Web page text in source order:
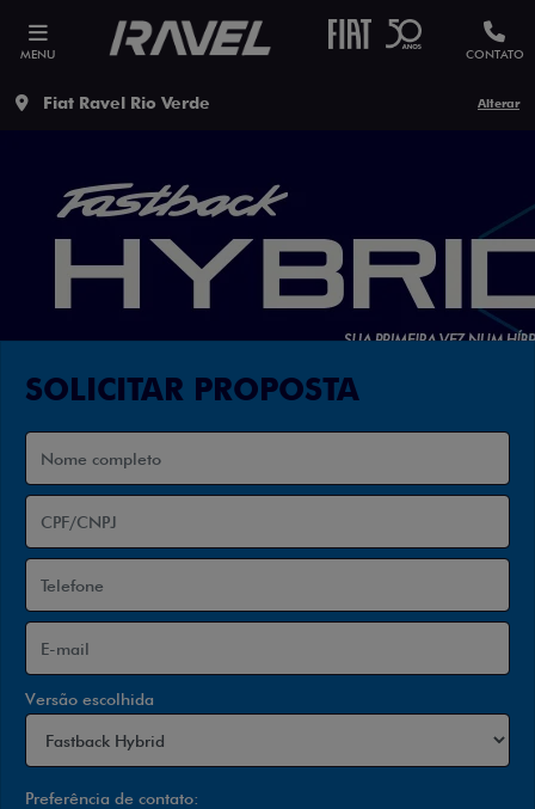
MENU CONTATO
Fiat Ravel Rio Verde Alterar
SOLICITAR PROPOSTA
Versão escolhida
Preferência de contato: